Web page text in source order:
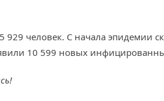
929 человек. С начала эпидемии
10 599 новых